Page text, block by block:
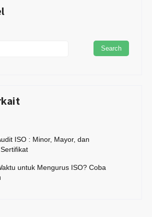
ISO : Minor, Mayor, dan
untuk Mengurus ISO? Coba